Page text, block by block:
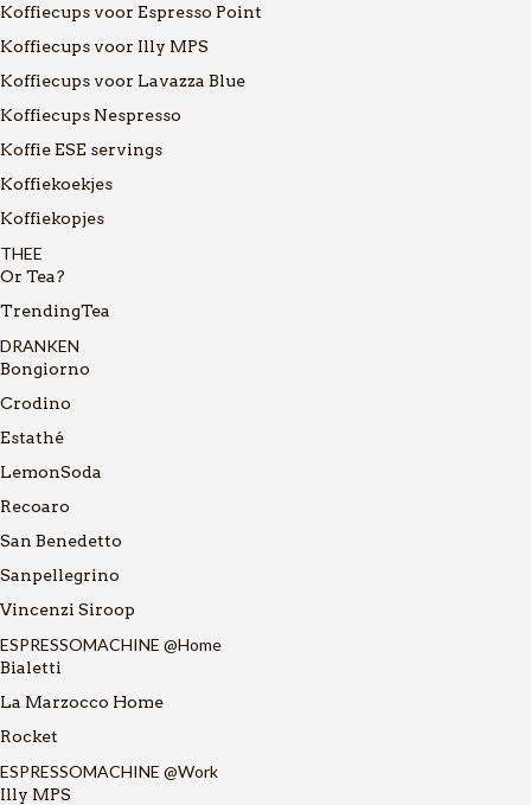
Koffiecups voor Espresso Point
Koffiecups voor Illy MPS
Koffiecups voor Lavazza Blue
Koffiecups Nespresso
Koffie ESE servings
Koffiekoekjes
Koffiekopjes
THEE
Or Tea?
TrendingTea
DRANKEN
Bongiorno
Crodino
Estathé
LemonSoda
Recoaro
San Benedetto
Sanpellegrino
Vincenzi Siroop
ESPRESSOMACHINE @Home
Bialetti
La Marzocco Home
Rocket
ESPRESSOMACHINE @Work
Illy MPS